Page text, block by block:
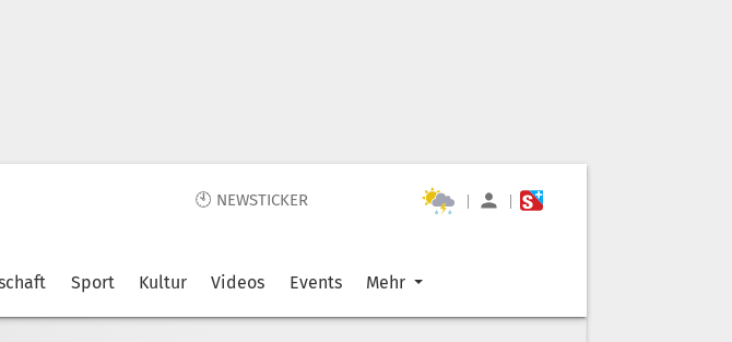
🕙 NEWSTICKER | |
Sport Kultur Videos Events Mehr